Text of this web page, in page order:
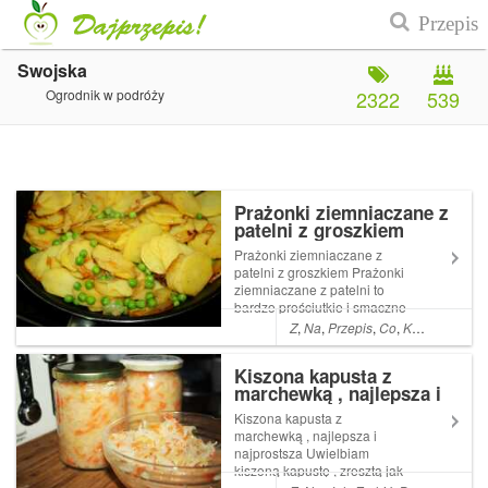
Swojska
Ogrodnik w podróży 539
2322
Prażonki ziemniaczane z
patelni z groszkiem
Prażonki ziemniaczane z
patelni z groszkiem Prażonki
ziemniaczane z patelni to
bardzo prościutkie i smaczne
danie . Czasami robię je jako
dodatek do mięsa lub serwuję
More ... Artykuł Prażonki
ziemniaczane z patelni z
groszk...
Z,Na,Przepis,Co,Kolacja
Kiszona kapusta z
marchewką , najlepsza i
najprostsza
Kiszona kapusta z
marchewką , najlepsza i
najprostsza Uwielbiam
kiszoną kapustę , zresztą jak